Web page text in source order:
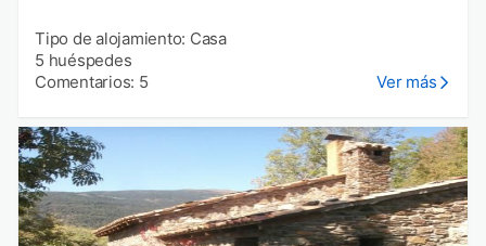
Tipo de alojamiento: Casa
5 huéspedes
Comentarios: 5
Ver más